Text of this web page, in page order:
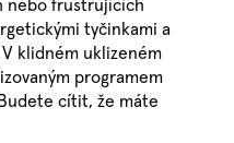
nebo frustrujících
tyčinkami a
klidném uklizeném
programem
cítit, že máte